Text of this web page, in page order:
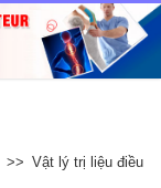
>> Vật lý trị liệu điều